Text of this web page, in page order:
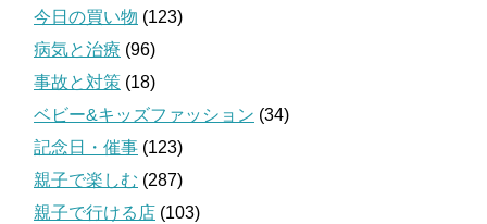
今日の買い物 (123)
病気と治療 (96)
事故と対策 (18)
ベビー&キッズファッション (34)
記念日・催事 (123)
親子で楽しむ (287)
親子で行ける店 (103)